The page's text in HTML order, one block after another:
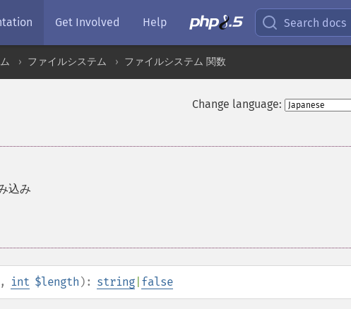
Get Involved Help Search docs
ファイルシステム ファイルシステム 関数
Change language:
込み
, int $length ): string false